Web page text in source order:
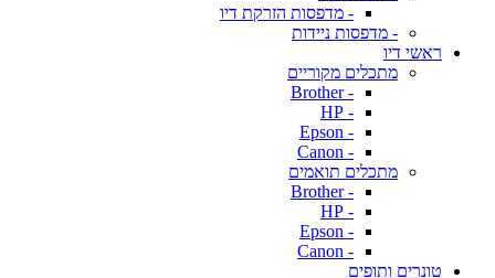
- מדפסות הזרקת דיו
- מדפסות ניידות
ראשי דיו
מתכלים מקוריים
- Brother
- HP
- Epson
- Canon
מתכלים תואמים
- Brother
- HP
- Epson
- Canon
טונרים ותופים